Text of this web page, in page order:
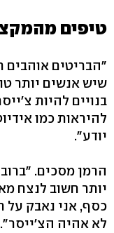
טיפים
"הבריטים אוהבים
שיש אנשים יותר
בנויים להיות
להיראות כמו
יודע".
הרמן מסכים.
יותר חשוב לנצח
כסף, אני נאבק על
לא אהיה הצ'ייסר".